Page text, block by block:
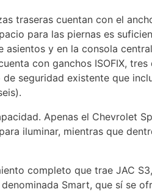
traseras cuentan con el
para las piernas es
y en la consola
con ganchos ISOFIX,
seguridad existente que
Apenas el Chevrolet
iluminar, mientras que
completo que trae JAC
Smart, que sí se